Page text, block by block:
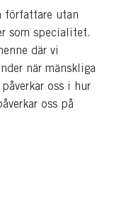
författare utan
som specialitet.
där vi
när mänskliga
oss i hur
oss på